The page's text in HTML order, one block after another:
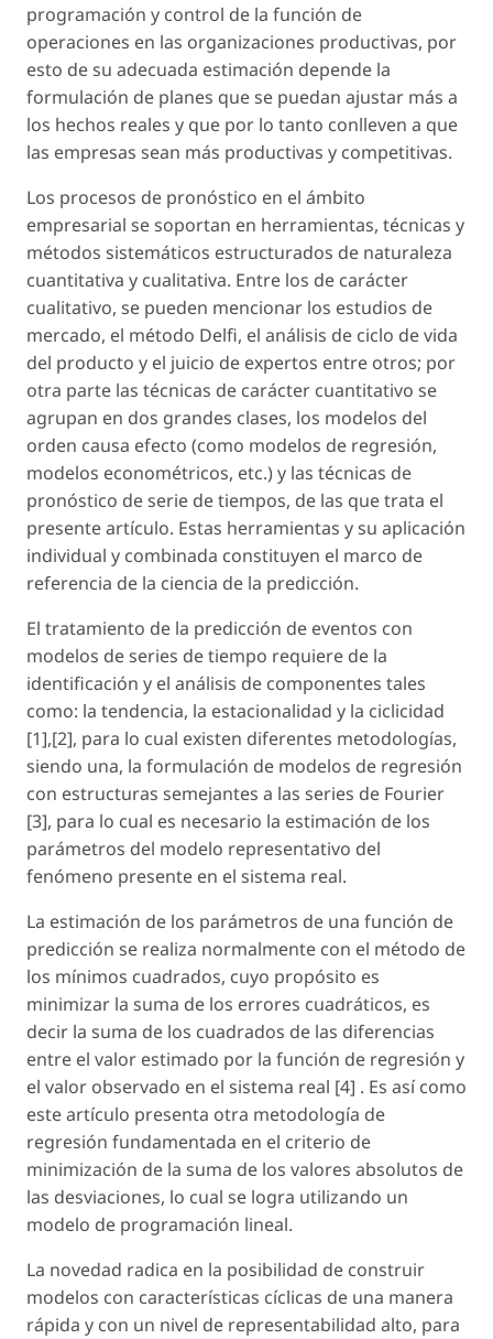
programación y control de la función de
operaciones en las organizaciones productivas, por
esto de su adecuada estimación depende la
formulación de planes que se puedan ajustar más a
los hechos reales y que por lo tanto conlleven a que
las empresas sean más productivas y competitivas.
Los procesos de pronóstico en el ámbito
empresarial se soportan en herramientas, técnicas y
métodos sistemáticos estructurados de naturaleza
cuantitativa y cualitativa. Entre los de carácter
cualitativo, se pueden mencionar los estudios de
mercado, el método Delfi, el análisis de ciclo de vida
del producto y el juicio de expertos entre otros; por
otra parte las técnicas de carácter cuantitativo se
agrupan en dos grandes clases, los modelos del
orden causa efecto (como modelos de regresión,
modelos econométricos, etc.) y las técnicas de
pronóstico de serie de tiempos, de las que trata el
presente artículo. Estas herramientas y su aplicación
individual y combinada constituyen el marco de
referencia de la ciencia de la predicción.
El tratamiento de la predicción de eventos con
modelos de series de tiempo requiere de la
identificación y el análisis de componentes tales
como: la tendencia, la estacionalidad y la ciclicidad
[1],[2], para lo cual existen diferentes metodologías,
siendo una, la formulación de modelos de regresión
con estructuras semejantes a las series de Fourier
[3], para lo cual es necesario la estimación de los
parámetros del modelo representativo del
fenómeno presente en el sistema real.
La estimación de los parámetros de una función de
predicción se realiza normalmente con el método de
los mínimos cuadrados, cuyo propósito es
minimizar la suma de los errores cuadráticos, es
decir la suma de los cuadrados de las diferencias
entre el valor estimado por la función de regresión y
el valor observado en el sistema real [4] . Es así como
este artículo presenta otra metodología de
regresión fundamentada en el criterio de
minimización de la suma de los valores absolutos de
las desviaciones, lo cual se logra utilizando un
modelo de programación lineal.
La novedad radica en la posibilidad de construir
modelos con características cíclicas de una manera
rápida y con un nivel de representabilidad alto, para